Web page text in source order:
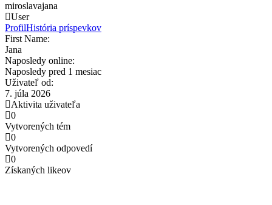
miroslavajana
User
ProfilHistória príspevkov
First Name:
Jana
Naposledy online:
Naposledy pred 1 mesiac
Uživateľ od:
7. júla 2026
Aktivita uživateľa
0
Vytvorených tém
0
Vytvorených odpovedí
0
Získaných likeov